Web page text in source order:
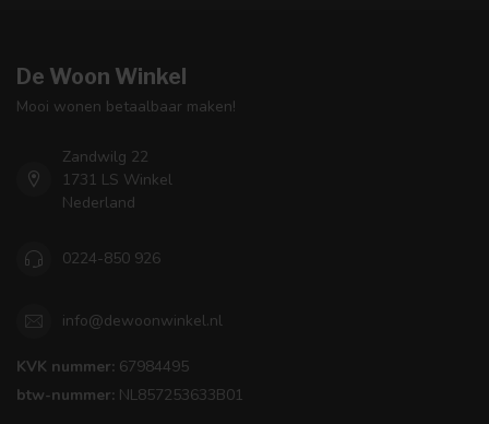
De Woon Winkel
Mooi wonen betaalbaar maken!
Zandwilg 22
1731 LS Winkel
Nederland
0224-850 926
info@dewoonwinkel.nl
KVK nummer: 67984495
btw-nummer: NL857253633B01